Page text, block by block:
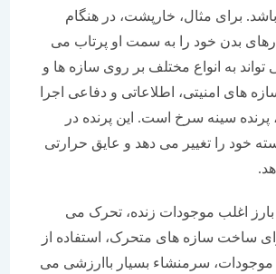
مثال، خارپشت، در هنگام
خود را به سمت او پرتاب می
به انواع مختلف بر روی سازه ها و
امنیتی، اطلاعاتی و دفاعی اجرا
سینه سرخ است. این پرنده در
را تغییر می دهد و عایق حرارتی
موجودات زنده، تحرک می
سازه های متحرک، استفاده از
سرمنشاء بسیار باارزشی می